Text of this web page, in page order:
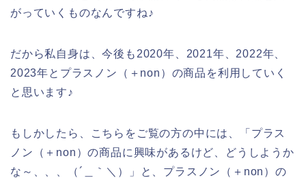
がっていくものなんですね♪
だから私自身は、今後も2020年、2021年、2022年、
2023年とプラスノン（＋non）の商品を利用していく
と思います♪
もしかしたら、こちらをご覧の方の中には、「プラス
ノン（＋non）の商品に興味があるけど、どうしようか
な～、、、（´＿｀＼）」と、プラスノン（＋non）の